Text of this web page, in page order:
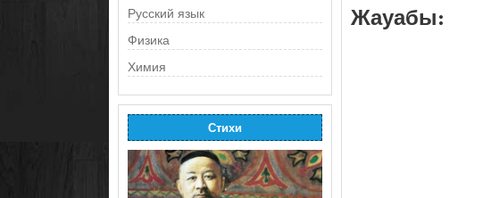
Русский язык
Физика
Химия
Стихи
Жауабы: